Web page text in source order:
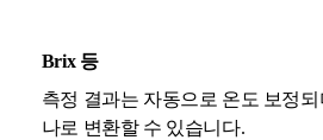
Brix 등
측정 결과는 자동으로 온도 보정되
나로 변환할 수 있습니다.